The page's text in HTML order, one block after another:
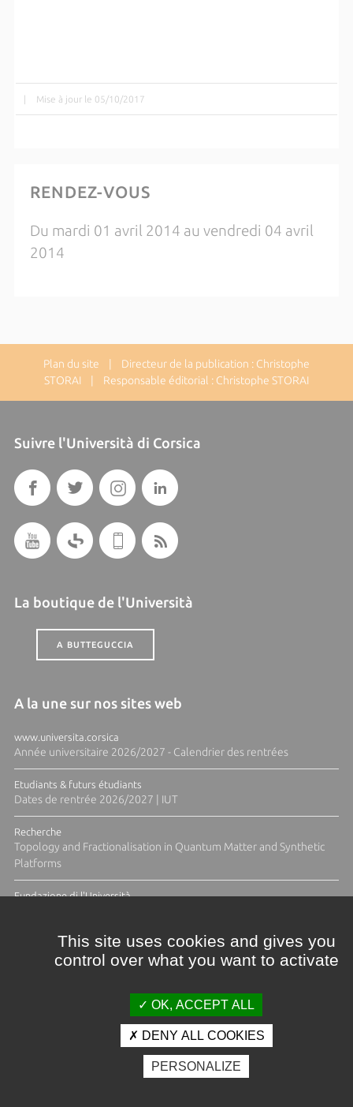
| Mise à jour le 05/10/2017
RENDEZ-VOUS
Du mardi 01 avril 2014 au vendredi 04 avril
2014
Plan du site | Directeur de la publication : Christophe
STORAI | Responsable éditorial : Christophe STORAI
Suivre l'Università di Corsica
La boutique de l'Università
A BUTTEGUCCIA
A la une sur nos sites web
www.universita.corsica
Année universitaire 2026/2027 - Calendrier des rentrées
Etudiants & futurs étudiants
Dates de rentrée 2026/2027 | IUT
Recherche
Topology and Fractionalisation in Quantum Matter and Synthetic
Platforms
Fundazione di l'Università
Crédits et mentions légales
Espace presse
Photothèque
This site uses cookies and gives you
control over what you want to activate
OK, ACCEPT ALL
DENY ALL COOKIES
PERSONALIZE